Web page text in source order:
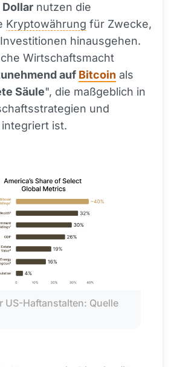
nutzen die
Kryptowährung für Zwecke,
hinausgehen.
Wirtschaftsmacht
auf Bitcoin als
Säule", die maßgeblich in
und
ist.